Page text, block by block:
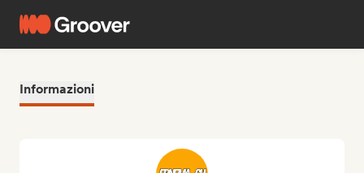
Informazioni